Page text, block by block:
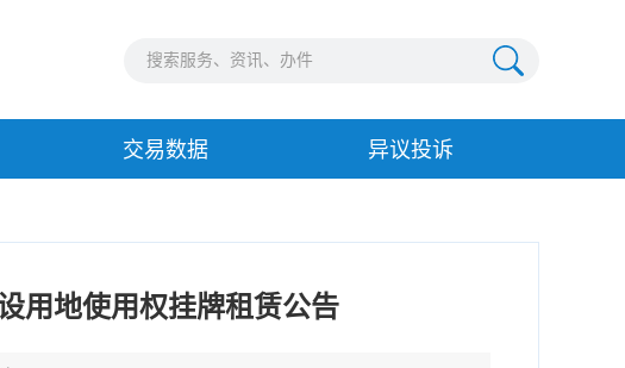
交易数据 异议投诉
用地使用权挂牌租赁公告